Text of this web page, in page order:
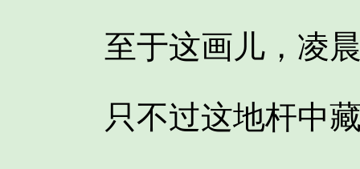
至于这画儿，凌晨
只不过这地杆中